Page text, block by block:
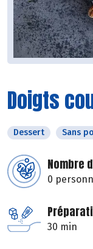
Doigts
Dessert Sans
Nombre
0
30 min